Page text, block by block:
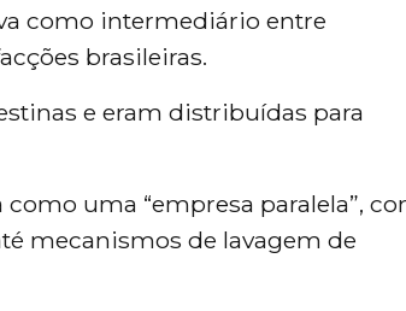
como intermediário entre
brasileiras.
e eram distribuídas para
como uma “empresa paralela”,
mecanismos de lavagem de